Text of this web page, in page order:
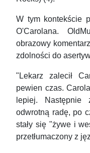
W tym kontekście
O'Carolana.
obrazowy
zdolności do
"Lekarz zalecił
pewien czas.
lepiej. Następnie
odwrotną radę, po
stały się "żywe i
przetłumaczony z